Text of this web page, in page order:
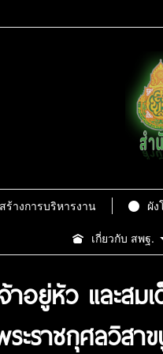
ร้างการบริหารงาน ผั
เกี่ยวกับ สพฐ.
าอยู่หัว และสม
ะราชกุศลวิสา